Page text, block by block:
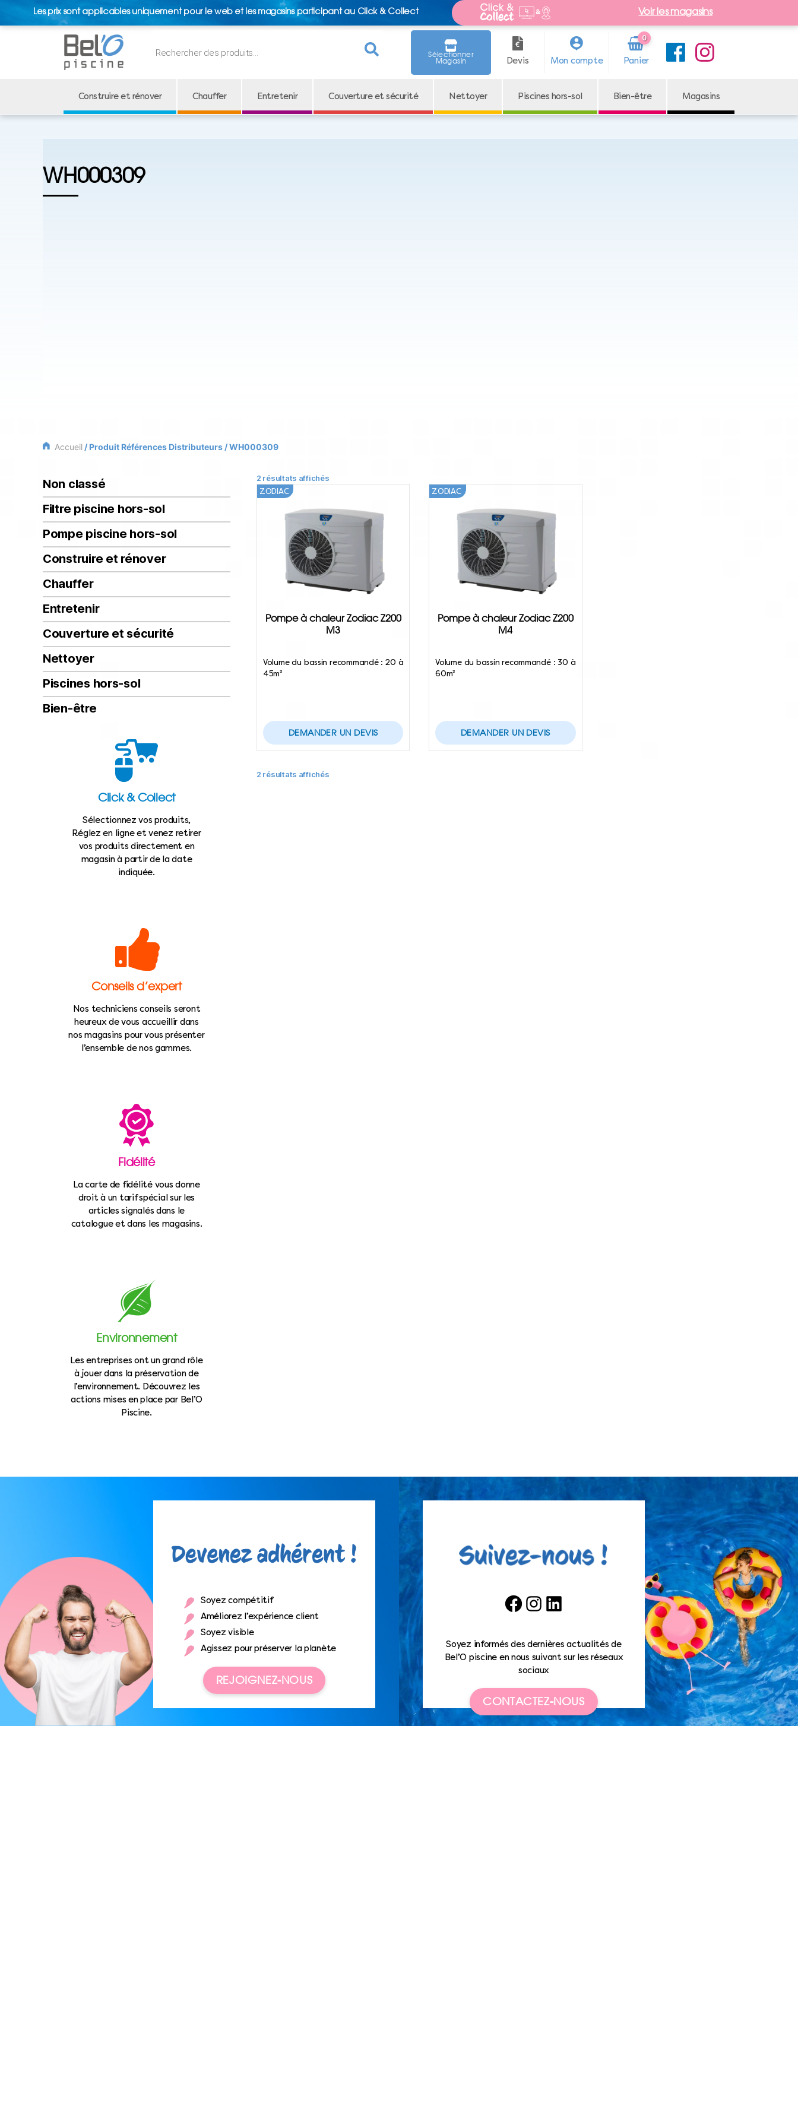
Les prix sont applicables uniquement pour le web et les magasins participant au Click & Collect Voir les magasins
de
Sélectionner
Magasin Devis Mon compte
0
Arti
cle
Construire et rénover Chauffer Entretenir Couverture et sécurité Nettoyer Piscines hors-sol Bien-être Magasins
WH000309
Accueil / Produit Références Distributeurs / WH000309
2 résultats affichés
Pompe à chaleur Zodiac Z200
M3
ZODIAC
Volume du bassin recommandé : 20 à
45m³
DEMANDER UN DEVIS
Pompe à chaleur Zodiac Z200
M4
ZODIAC
Volume du bassin recommandé : 30 à
60m³
DEMANDER UN DEVIS
2 résultats affichés
Non classé
Filtre piscine hors-sol
Pompe piscine hors-sol
Construire et rénover
Chauffer
Entretenir
Couverture et sécurité
Nettoyer
Piscines hors-sol
Bien-être
Click & Collect
Sélectionnez vos produits,
Réglez en ligne et venez retirer
vos produits directement en
magasin à partir de la date
indiquée.
Conseils d’expert
Nos techniciens conseils seront
heureux de vous accueillir dans
nos magasins pour vous présenter
l’ensemble de nos gammes.
Fidélité
La carte de fidélité vous donne
droit à un tarif spécial sur les
articles signalés dans le
catalogue et dans les magasins.
Environnement
Les entreprises ont un grand rôle
à jouer dans la préservation de
l’environnement. Découvrez les
actions mises en place par Bel’O
Piscine.
Soyez compétitif
Améliorez l’expérience client
Soyez visible
Agissez pour préserver la planète
REJOIGNEZ-NOUS
FacebookInstagramLinkedIn
Soyez informés des dernières actualités de
Bel’O piscine en nous suivant sur les réseaux
sociaux
CONTACTEZ-NOUS